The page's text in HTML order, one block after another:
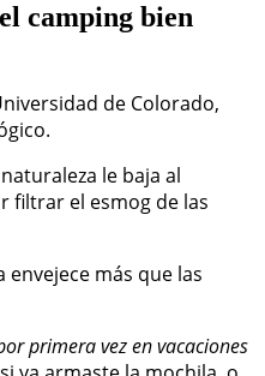
camping bien
de Colorado,
le baja al
filtrar el esmog de las
envejece más que las
primera vez en vacaciones